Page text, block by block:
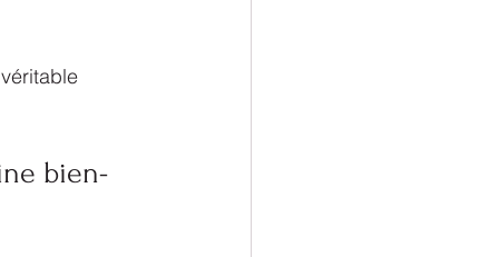
bien-